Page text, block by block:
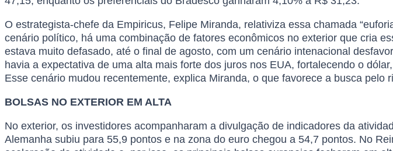
O estrategista-chefe da Empiricus, Felipe Miranda, relativiza essa chamada
cenário político, há uma combinação de fatores econômicos no exterior que cria
estava muito defasado, até o final de agosto, com um cenário intenacional
havia a expectativa de uma alta mais forte dos juros nos EUA, fortalecendo o
Esse cenário mudou recentemente, explica Miranda, o que favorece a busca pelo
BOLSAS NO EXTERIOR EM ALTA
No exterior, os investidores acompanharam a divulgação de indicadores da
Alemanha subiu para 55,9 pontos e na zona do euro chegou a 54,7 pontos. No